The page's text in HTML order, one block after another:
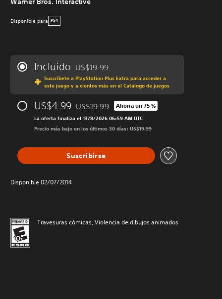
Disponible para PS4
Incluido Rebajado del precio original de US$19.99
US$19.99
Suscríbete a PlayStation Plus Extra para acceder a
este juego y a cientos más en el Catálogo de juegos
US$4.99 Rebajado del precio original de US$19.99
US$19.99 Ahorra un 75 %
La oferta finaliza el 13/8/2026 06:59 AM UTC
Precio más bajo en los últimos 30 días: US$19.99
Suscribirse
Disponible 02/07/2014
Travesuras cómicas, Violencia de dibujos animados